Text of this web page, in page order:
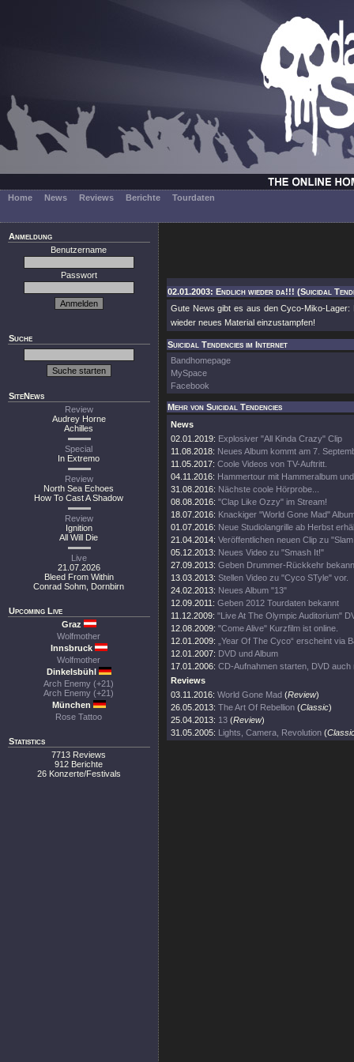
Home News Reviews Berichte Tourdaten
Anmeldung
Benutzername
Passwort
Suche
SiteNews
Review
Audrey Horne
Achilles
Special
In Extremo
Review
North Sea Echoes
How To Cast A Shadow
Review
Ignition
All Will Die
Live
21.07.2026
Bleed From Within
Conrad Sohm, Dornbirn
Upcoming Live
Graz
Wolfmother
Innsbruck
Wolfmother
Dinkelsbühl
Arch Enemy (+21)
Arch Enemy (+21)
München
Rose Tattoo
Statistics
7713 Reviews
912 Berichte
26 Konzerte/Festivals
02.01.2003: Endlich wieder da!!! (Suicidal
Gute News gibt es aus den Cyco-Miko-
wieder neues Material einzustampfen!
Suicidal Tendencies im Internet
Bandhomepage
MySpace
Facebook
Mehr von Suicidal Tendencies
News
02.01.2019: Explosiver "All Kinda Crazy" Clip
11.08.2018: Neues Album kommt am 7.
11.05.2017: Coole Videos von TV-Auftritt.
04.11.2016: Hammertour mit Hammeralbum
31.08.2016: Nächste coole Hörprobe...
08.08.2016: "Clap Like Ozzy" im Stream!
18.07.2016: Knackiger "World Gone Mad"
01.07.2016: Neue Studiolangrille ab Herbst
21.04.2014: Veröffentlichen neuen Clip zu
05.12.2013: Neues Video zu "Smash It!"
27.09.2013: Geben Drummer-Rückkehr
13.03.2013: Stellen Video zu "Cyco STyle" vor.
24.02.2013: Neues Album "13"
12.09.2011: Geben 2012 Tourdaten bekannt
11.12.2009: "Live At The Olympic Auditorium"
12.08.2009: "Come Alive" Kurzfilm ist online.
12.01.2009:
„Year Of The Cyco“ erscheint via
12.01.2007: DVD und Album
17.01.2006: CD-Aufnahmen starten, DVD auch
Reviews
03.11.2016: World Gone Mad (Review)
26.05.2013: The Art Of Rebellion (Classic)
25.04.2013: 13 (Review)
31.05.2005: Lights, Camera, Revolution (